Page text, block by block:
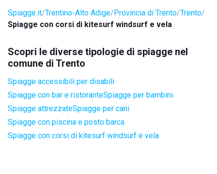
Spiagge.it Trentino-Alto Adige Provincia di Trento Trento
Spiagge con corsi di kitesurf windsurf e vela
Scopri le diverse tipologie di spiagge nel
comune di Trento
Spiagge accessibili per disabili
Spiagge con bar e ristoranteSpiagge per bambini
Spiagge attrezzateSpiagge per cani
Spiagge con piscina e posto barca
Spiagge con corsi di kitesurf windsurf e vela